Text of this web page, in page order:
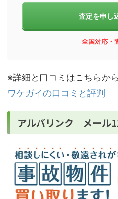
査定を申し
全国対応・
※詳細と口コミはこちらから
ワケガイの口コミと評判
アルバリンク メール